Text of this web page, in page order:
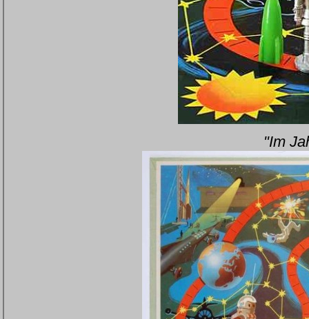
"Im